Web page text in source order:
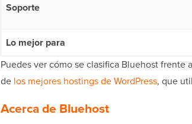
Soporte
Lo mejor para
Puedes ver cómo se clasifica Bluehost
de los mejores hostings de WordPress, que
Acerca de Bluehost